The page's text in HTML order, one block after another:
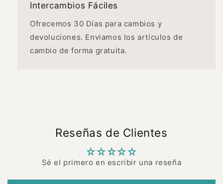
Intercambios Fáciles
Ofrecemos 30 Días para cambios y
devoluciones. Enviamos los artículos de
cambio de forma gratuita.
Reseñas de Clientes
Sé el primero en escribir una reseña